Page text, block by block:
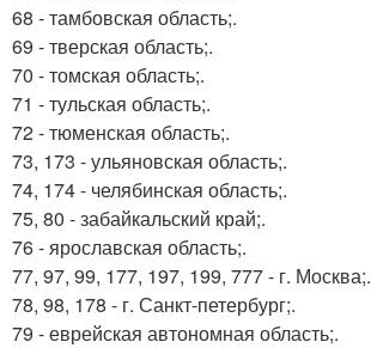
68 - тамбовская область;.
69 - тверская область;.
70 - томская область;.
71 - тульская область;.
72 - тюменская область;.
73, 173 - ульяновская область;.
74, 174 - челябинская область;.
75, 80 - забайкальский край;.
76 - ярославская область;.
77, 97, 99, 177, 197, 199, 777 - г. Москва;.
78, 98, 178 - г. Санкт-петербург;.
79 - еврейская автономная область;.